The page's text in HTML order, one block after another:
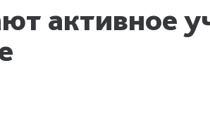
активное